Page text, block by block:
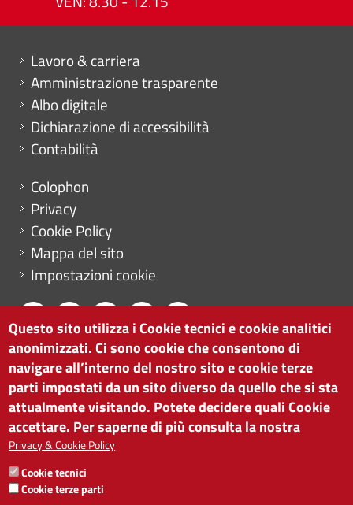
Mini menu di servizio
Lavoro & carriera
Amministrazione trasparente
Albo digitale
Dichiarazione di accessibilità
Contabilità
Menu footer
Colophon
Privacy
Cookie Policy
Mappa del sito
Impostazioni cookie
CAMERA DI COMMERCIO DI BOLZANO
via Alto Adige 60 | I-39100 Bolzano
tel. 0471 945 511 |info@camcom.bz.it
Partita IVA: 00376420212
ISTITUTO PER LA PROMOZIONE DELLO
SVILUPPO ECONOMICO
Partita IVA: 01716880214
Questo sito utilizza i Cookie tecnici e cookie analitici
anonimizzati. Ci sono cookie che consentono di
navigare all’interno del nostro sito e cookie terze
parti impostati da un sito diverso da quello che si sta
attualmente visitando. Potete decidere quali Cookie
accettare. Per saperne di più consulta la nostra
Privacy & Cookie Policy
Cookie tecnici
Cookie terze parti